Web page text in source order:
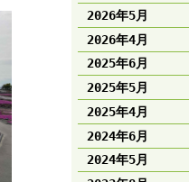
2026年5月
2026年4月
2025年6月
2025年5月
2025年4月
2024年6月
2024年5月